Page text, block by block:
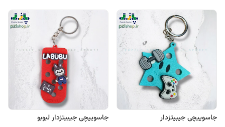
جاسوییچی جیبیتزدار جاسوییچی جیبیتزدار لبوبو